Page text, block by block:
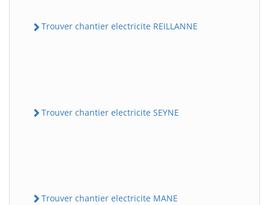
Trouver chantier electricite REILLANNE
Trouver chantier electricite SEYNE
Trouver chantier electricite MANE